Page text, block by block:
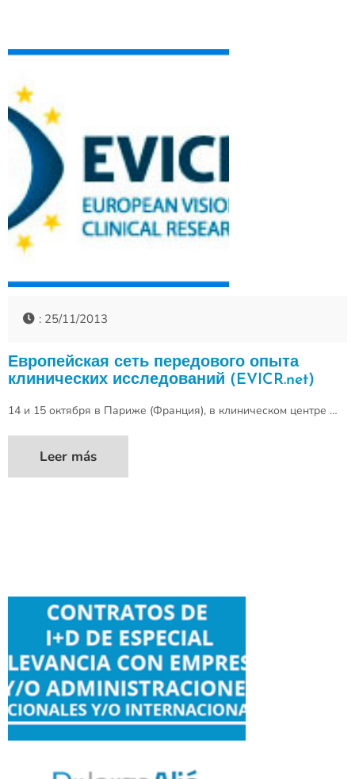
: 25/11/2013
Европейская сеть передового опыта
клинических исследований (EVICR.net)
14 и 15 октября в Париже (Франция), в клиническом центре …
Leer más